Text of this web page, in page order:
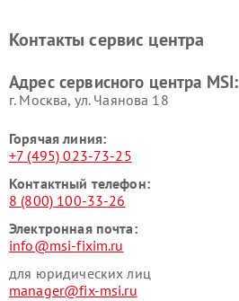
Контакты сервис центра
Адрес сервисного центра MSI:
г. Москва, ул. Чаянова 18
Горячая линия:
+7 (495) 023-73-25
Контактный телефон:
8 (800) 100-33-26
Электронная почта:
info@msi-fixim.ru
для юридических лиц
manager@fix-msi.ru